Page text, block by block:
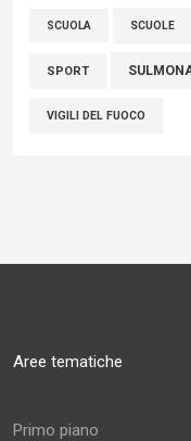
SCUOLA SCUOLE
SPORT
VIGILI DEL FUOCO
Aree tematiche
Primo piano